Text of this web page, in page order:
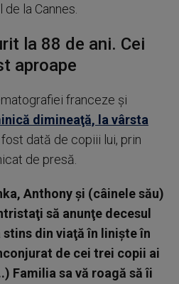
la Cannes.
la 88 de ani. Cei
aproape
franceze şi
dimineaţă, la vârsta
fost dată de copiii lui, prin
de presă.
Anthony şi (câinele său)
să anunţe decesul
din viaţă în linişte în
de cei trei copii ai
Familia sa vă roagă să îi